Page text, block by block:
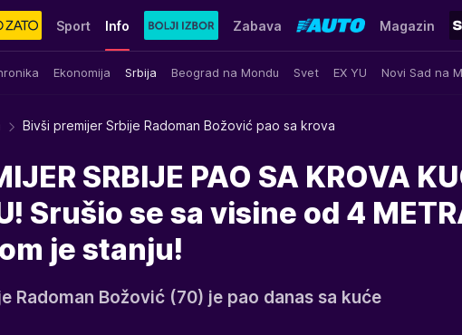
Sport Info
Ekonomija Srbija Beograd na Mondu Svet EX YU Novi Sad na
Zabava Magazin
Bivši premijer Srbije Radoman Božović pao sa krova
SRBIJE PAO SA KROVA
Srušio se sa visine od 4
je stanju!
Radoman Božović (70) je pao danas sa kuće